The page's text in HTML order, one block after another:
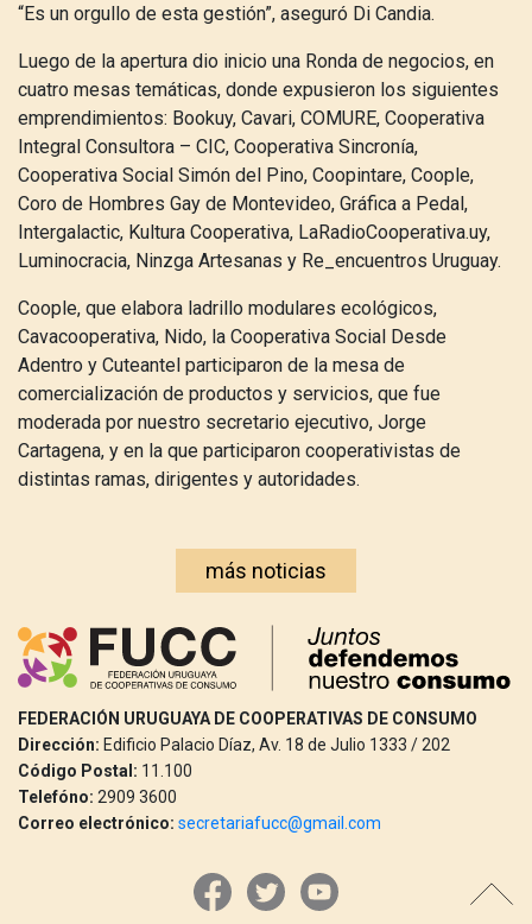
“Es un orgullo de esta gestión”, aseguró Di Candia.
Luego de la apertura dio inicio una Ronda de negocios, en
cuatro mesas temáticas, donde expusieron los siguientes
emprendimientos: Bookuy, Cavari, COMURE, Cooperativa
Integral Consultora – CIC, Cooperativa Sincronía,
Cooperativa Social Simón del Pino, Coopintare, Coople,
Coro de Hombres Gay de Montevideo, Gráfica a Pedal,
Intergalactic, Kultura Cooperativa, LaRadioCooperativa.uy,
Luminocracia, Ninzga Artesanas y Re_encuentros Uruguay.
Coople, que elabora ladrillo modulares ecológicos,
Cavacooperativa, Nido, la Cooperativa Social Desde
Adentro y Cuteantel participaron de la mesa de
comercialización de productos y servicios, que fue
moderada por nuestro secretario ejecutivo, Jorge
Cartagena, y en la que participaron cooperativistas de
distintas ramas, dirigentes y autoridades.
más noticias
FEDERACIÓN URUGUAYA DE COOPERATIVAS DE CONSUMO
Dirección: Edificio Palacio Díaz, Av. 18 de Julio 1333 / 202
Código Postal: 11.100
Telefóno: 2909 3600
Correo electrónico: secretariafucc@gmail.com